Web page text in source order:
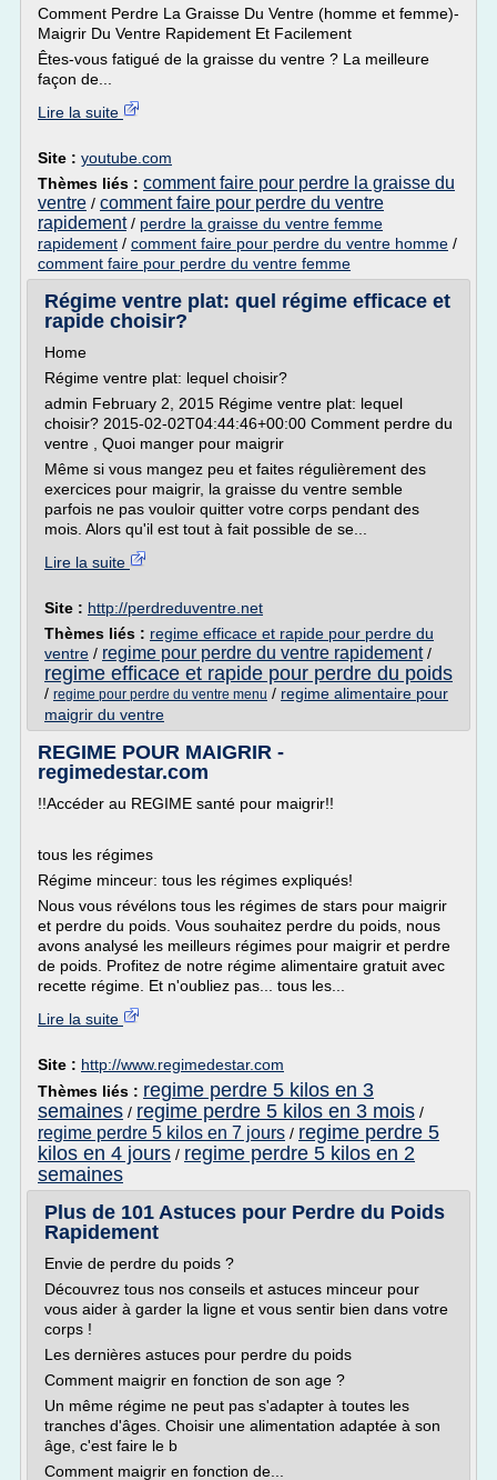
Comment Perdre La Graisse Du Ventre (homme et femme)-
Maigrir Du Ventre Rapidement Et Facilement
Êtes-vous fatigué de la graisse du ventre ? La meilleure
façon de...
Lire la suite
Site : youtube.com
Thèmes liés : comment faire pour perdre la graisse du
ventre / comment faire pour perdre du ventre
rapidement/ perdre la graisse du ventre femme
rapidement / comment faire pour perdre du ventre homme /
comment faire pour perdre du ventre femme
Régime ventre plat: quel régime efficace et
rapide choisir?
Home
Régime ventre plat: lequel choisir?
admin February 2, 2015 Régime ventre plat: lequel
choisir? 2015-02-02T04:44:46+00:00 Comment perdre du
ventre , Quoi manger pour maigrir
Même si vous mangez peu et faites régulièrement des
exercices pour maigrir, la graisse du ventre semble
parfois ne pas vouloir quitter votre corps pendant des
mois. Alors qu'il est tout à fait possible de se...
Lire la suite
Site : http://perdreduventre.net
Thèmes liés : regime efficace et rapide pour perdre du
ventre / regime pour perdre du ventre rapidement/
regime efficace et rapide pour perdre du poids
/ regime pour perdre du ventre menu / regime alimentaire pour
maigrir du ventre
REGIME POUR MAIGRIR -
regimedestar.com
!!Accéder au REGIME santé pour maigrir!!
tous les régimes
Régime minceur: tous les régimes expliqués!
Nous vous révélons tous les régimes de stars pour maigrir
et perdre du poids. Vous souhaitez perdre du poids, nous
avons analysé les meilleurs régimes pour maigrir et perdre
de poids. Profitez de notre régime alimentaire gratuit avec
recette régime. Et n'oubliez pas... tous les...
Lire la suite
Site : http://www.regimedestar.com
Thèmes liés : regime perdre 5 kilos en 3
semaines / regime perdre 5 kilos en 3 mois /
regime perdre 5 kilos en 7 jours / regime perdre 5
kilos en 4 jours / regime perdre 5 kilos en 2
semaines
Plus de 101 Astuces pour Perdre du Poids
Rapidement
Envie de perdre du poids ?
Découvrez tous nos conseils et astuces minceur pour
vous aider à garder la ligne et vous sentir bien dans votre
corps !
Les dernières astuces pour perdre du poids
Comment maigrir en fonction de son age ?
Un même régime ne peut pas s'adapter à toutes les
tranches d'âges. Choisir une alimentation adaptée à son
âge, c'est faire le b
Comment maigrir en fonction de...